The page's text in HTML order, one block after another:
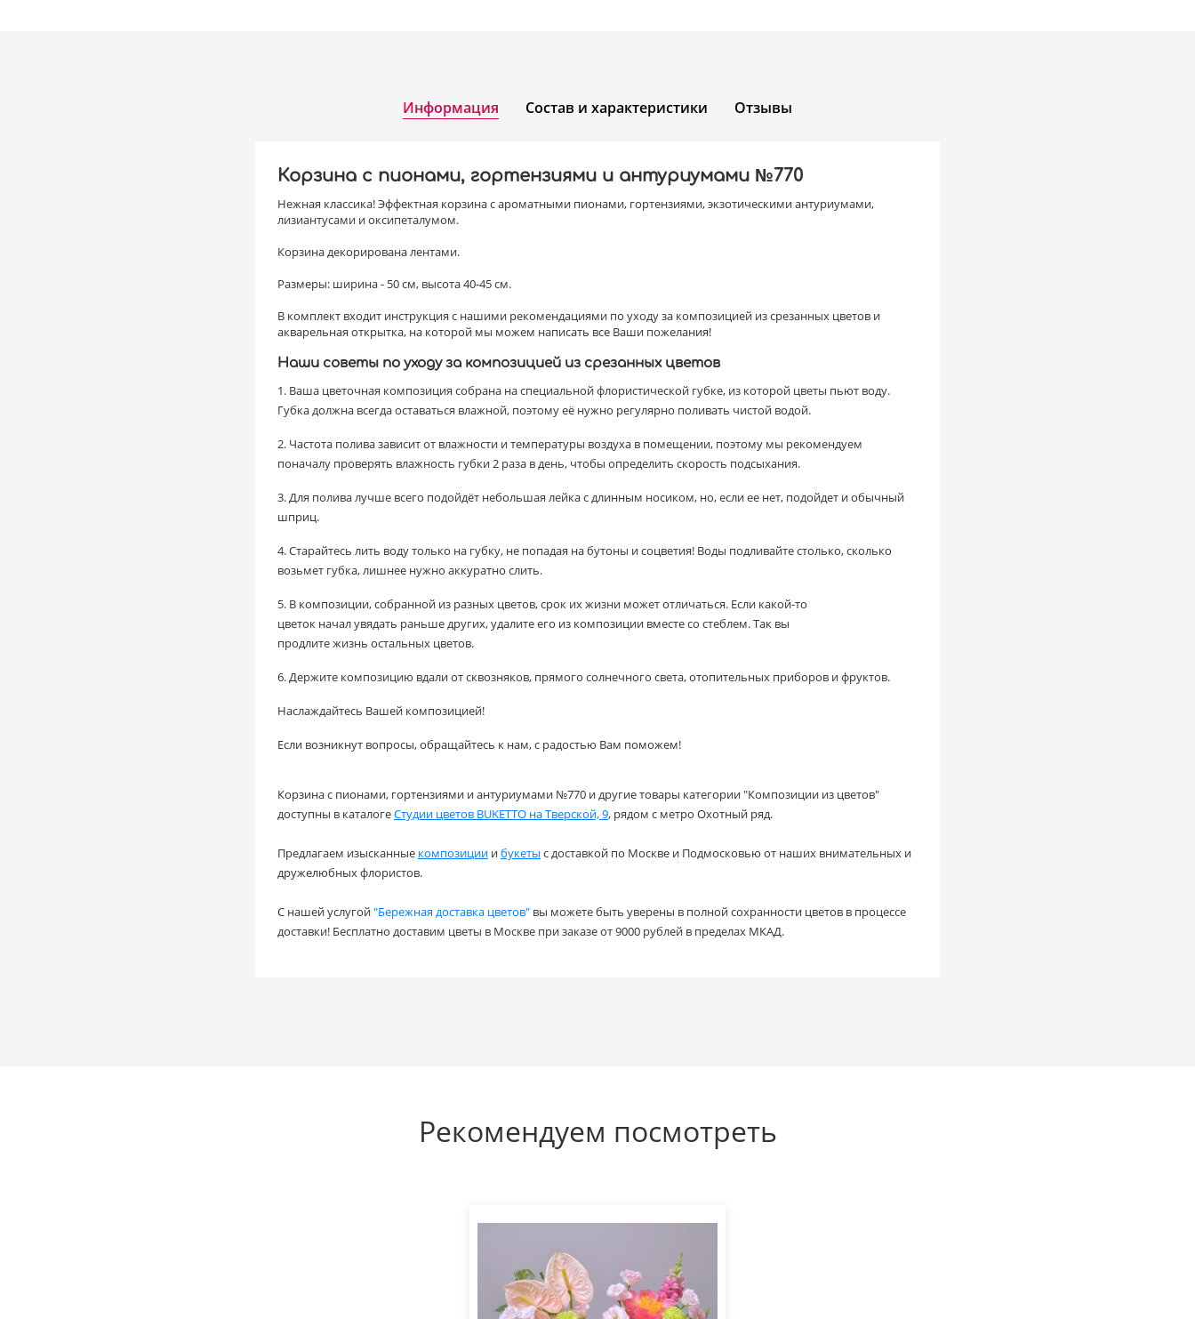
Информация Состав и характеристики Отзывы
Корзина с пионами, гортензиями и антуриумами №770
Нежная классика! Эффектная корзина с ароматными пионами, гортензиями, экзотическими антуриумами,
лизиантусами и оксипеталумом.
Корзина декорирована лентами.
Размеры: ширина - 50 см, высота 40-45 см.
В комплект входит инструкция с нашими рекомендациями по уходу за композицией из срезанных цветов и
акварельная открытка, на которой мы можем написать все Ваши пожелания!
Наши советы по уходу за композицией из срезанных цветов
1. Ваша цветочная композиция собрана на специальной флористической губке, из которой цветы пьют воду.
Губка должна всегда оставаться влажной, поэтому её нужно регулярно поливать чистой водой.
2. Частота полива зависит от влажности и температуры воздуха в помещении, поэтому мы рекомендуем
поначалу проверять влажность губки 2 раза в день, чтобы определить скорость подсыхания.
3. Для полива лучше всего подойдёт небольшая лейка с длинным носиком, но, если ее нет, подойдет и обычный
шприц.
4. Старайтесь лить воду только на губку, не попадая на бутоны и соцветия! Воды подливайте столько, сколько
возьмет губка, лишнее нужно аккуратно слить.
5. В композиции, собранной из разных цветов, срок их жизни может отличаться. Если какой-то
цветок начал увядать раньше других, удалите его из композиции вместе со стеблем. Так вы
продлите жизнь остальных цветов.
6. Держите композицию вдали от сквозняков, прямого солнечного света, отопительных приборов и фруктов.
Наслаждайтесь Вашей композицией!
Если возникнут вопросы, обращайтесь к нам, с радостью Вам поможем!
Корзина с пионами, гортензиями и антуриумами №770 и другие товары категории "Композиции из цветов"
доступны в каталогеСтудии цветов BUKETTO на Тверской, 9, рядом с метро Охотный ряд.
Предлагаем изысканные композиции ибукеты с доставкой по Москве и Подмосковью от наших внимательных и
дружелюбных флористов.
С нашей услугой"Бережная доставка цветов" вы можете быть уверены в полной сохранности цветов в процессе
доставки! Бесплатно доставим цветы в Москве при заказе от 9000 рублей в пределах МКАД.
Рекомендуем посмотреть